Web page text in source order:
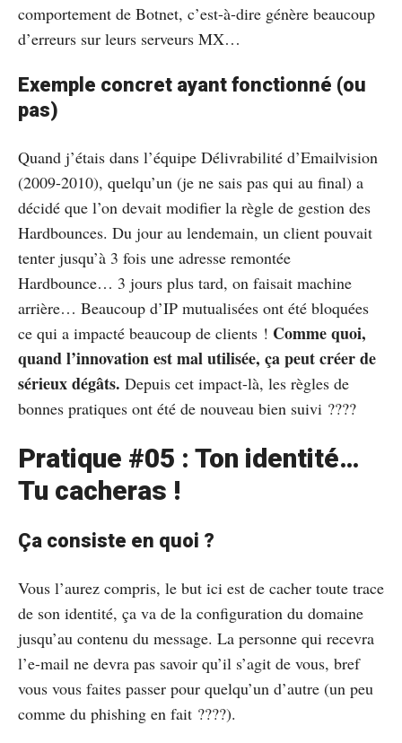
comportement de Botnet, c’est-à-dire génère beaucoup
d’erreurs sur leurs serveurs MX…
Exemple concret ayant fonctionné (ou
pas)
Quand j’étais dans l’équipe Délivrabilité d’Emailvision
(2009-2010), quelqu’un (je ne sais pas qui au final) a
décidé que l’on devait modifier la règle de gestion des
Hardbounces. Du jour au lendemain, un client pouvait
tenter jusqu’à 3 fois une adresse remontée
Hardbounce… 3 jours plus tard, on faisait machine
arrière… Beaucoup d’IP mutualisées ont été bloquées
ce qui a impacté beaucoup de clients ! Comme quoi,
quand l’innovation est mal utilisée, ça peut créer de
sérieux dégâts. Depuis cet impact-là, les règles de
bonnes pratiques ont été de nouveau bien suivi ????
Pratique #05 : Ton identité…
Tu cacheras !
Ça consiste en quoi ?
Vous l’aurez compris, le but ici est de cacher toute trace
de son identité, ça va de la configuration du domaine
jusqu’au contenu du message. La personne qui recevra
l’e-mail ne devra pas savoir qu’il s’agit de vous, bref
vous vous faites passer pour quelqu’un d’autre (un peu
comme du phishing en fait ????).